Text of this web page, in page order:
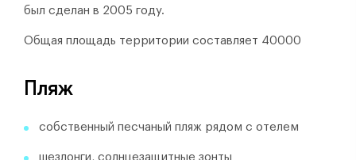
был сделан в 2005 году.
Общая площадь территории составляет 40000
Пляж
собственный песчаный пляж рядом с отелем
шезлонги, солнцезащитные зонты